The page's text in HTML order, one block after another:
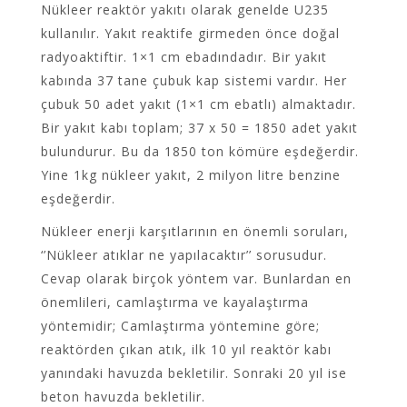
Nükleer reaktör yakıtı olarak genelde U235
kullanılır. Yakıt reaktife girmeden önce doğal
radyoaktiftir. 1×1 cm ebadındadır. Bir yakıt
kabında 37 tane çubuk kap sistemi vardır. Her
çubuk 50 adet yakıt (1×1 cm ebatlı) almaktadır.
Bir yakıt kabı toplam; 37 x 50 = 1850 adet yakıt
bulundurur. Bu da 1850 ton kömüre eşdeğerdir.
Yine 1kg nükleer yakıt, 2 milyon litre benzine
eşdeğerdir.
Nükleer enerji karşıtlarının en önemli soruları,
‘’Nükleer atıklar ne yapılacaktır’’ sorusudur.
Cevap olarak birçok yöntem var. Bunlardan en
önemlileri, camlaştırma ve kayalaştırma
yöntemidir; Camlaştırma yöntemine göre;
reaktörden çıkan atık, ilk 10 yıl reaktör kabı
yanındaki havuzda bekletilir. Sonraki 20 yıl ise
beton havuzda bekletilir.